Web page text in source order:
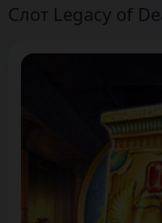
КАЗИНО
Слот Legacy of